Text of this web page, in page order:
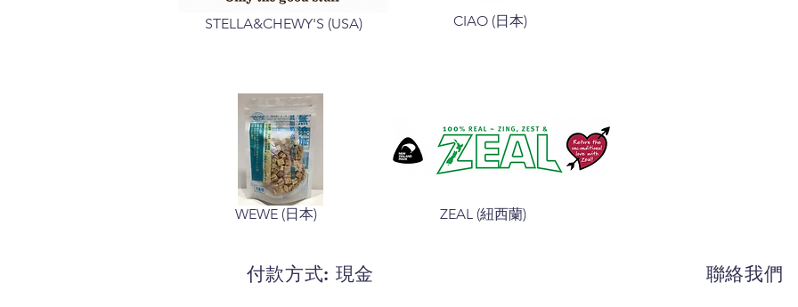
STELLA&CHEWY'S (USA) CIAO (日本)
WEWE (日本) ZEAL (紐西蘭)
付款方式: 現金 聯絡我們